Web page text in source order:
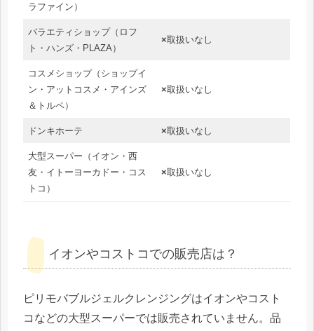
ラファイン）
バラエティショップ（ロフ
ト・ハンズ・PLAZA）
×取扱いなし
コスメショップ（ショップイ
ン・アットコスメ・アインズ
＆トルペ）
×取扱いなし
ドンキホーテ ×取扱いなし
大型スーパー（イオン・西
友・イトーヨーカドー・コス
トコ）
×取扱いなし
イオンやコストコでの販売店は？
ピリモバブルジェルクレンジングはイオンやコスト
コなどの大型スーパーでは販売されていません。品